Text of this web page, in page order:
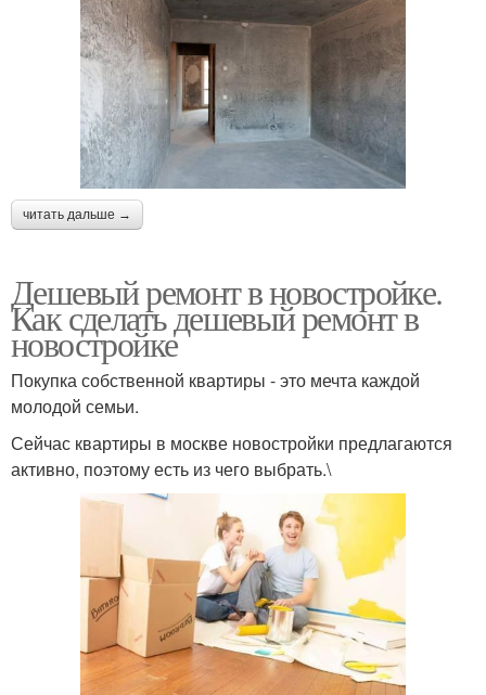
читать дальше →
Дешевый ремонт в новостройке.
Как сделать дешевый ремонт в
новостройке
Покупка собственной квартиры - это мечта каждой
молодой семьи.
Сейчас квартиры в москве новостройки предлагаются
активно, поэтому есть из чего выбрать.\